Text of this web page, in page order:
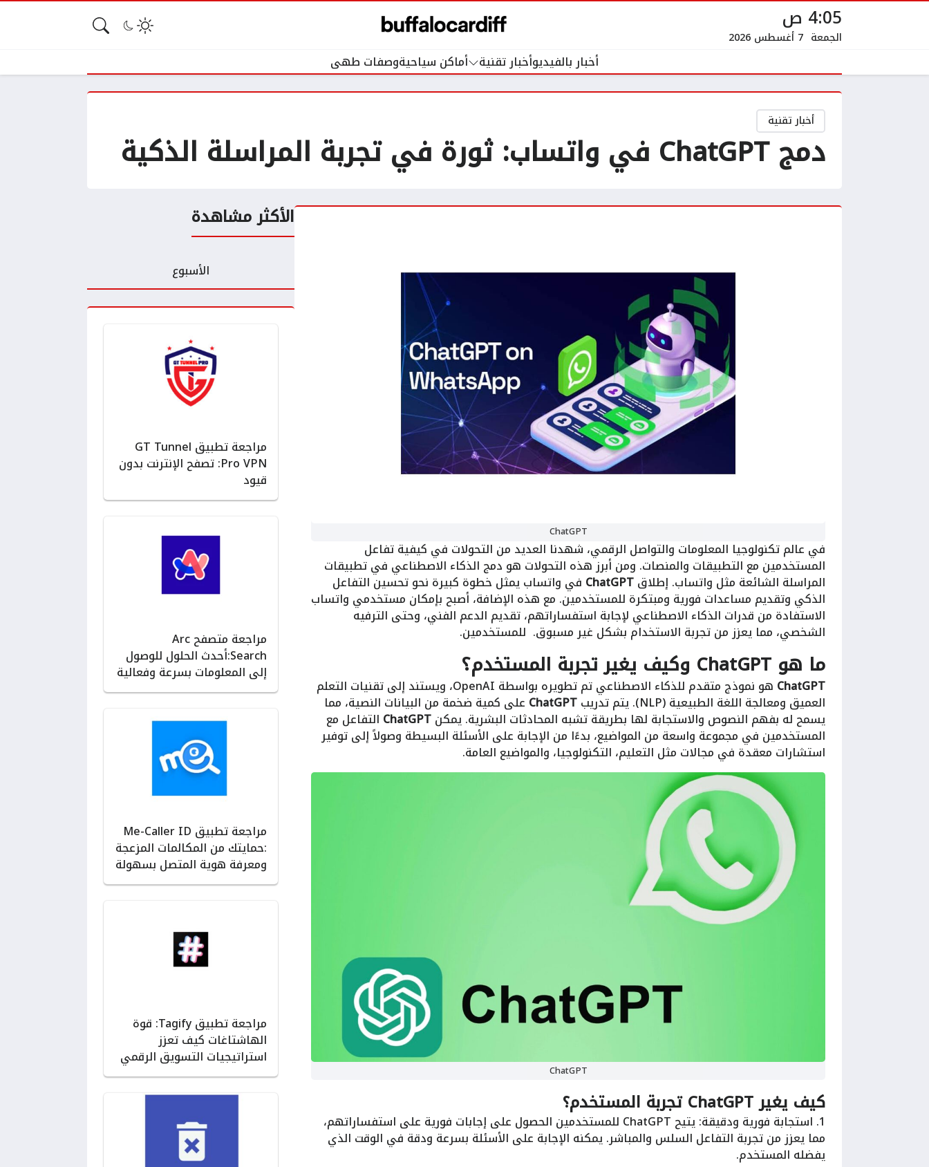
4:05 ص
الجمعة 7 أغسطس 2026
أخبار بالفيديوأخبار تقنية أماكن سياحيةوصفات طهى
أخبار تقنية
دمج ChatGPT في واتساب: ثورة في تجربة المراسلة الذكية
الأكثر مشاهدة
الأسبوع
مراجعة تطبيق GT Tunnel
Pro VPN: تصفح الإنترنت بدون
قيود
مراجعة متصفح Arc
Search:أحدث الحلول للوصول
إلى المعلومات بسرعة وفعالية
مراجعة تطبيق Me-Caller ID
:حمايتك من المكالمات المزعجة
ومعرفة هوية المتصل بسهولة
مراجعة تطبيق Tagify: قوة
الهاشتاغات كيف تعزز
استراتيجيات التسويق الرقمي
ChatGPT
في عالم تكنولوجيا المعلومات والتواصل الرقمي، شهدنا العديد من التحولات في كيفية تفاعل
المستخدمين مع التطبيقات والمنصات. ومن أبرز هذه التحولات هو دمج الذكاء الاصطناعي في تطبيقات
المراسلة الشائعة مثل واتساب. إطلاقChatGPT في واتساب يمثل خطوة كبيرة نحو تحسين التفاعل
الذكي وتقديم مساعدات فورية ومبتكرة للمستخدمين. مع هذه الإضافة، أصبح بإمكان مستخدمي واتساب
الاستفادة من قدرات الذكاء الاصطناعي لإجابة استفساراتهم، تقديم الدعم الفني، وحتى الترفيه
الشخصي، مما يعزز من تجربة الاستخدام بشكل غير مسبوق. للمستخدمين.
ما هو ChatGPT وكيف يغير تجربة المستخدم؟
ChatGPT هو نموذج متقدم للذكاء الاصطناعي تم تطويره بواسطة OpenAI، ويستند إلى تقنيات التعلم
العميق ومعالجة اللغة الطبيعية (NLP). يتم تدريب ChatGPT على كمية ضخمة من البيانات النصية، مما
يسمح له بفهم النصوص والاستجابة لها بطريقة تشبه المحادثات البشرية. يمكنChatGPT التفاعل مع
المستخدمين في مجموعة واسعة من المواضيع، بدءًا من الإجابة على الأسئلة البسيطة وصولاً إلى توفير
استشارات معقدة في مجالات مثل التعليم، التكنولوجيا، والمواضيع العامة.
ChatGPT
كيف يغير ChatGPT تجربة المستخدم؟
1. استجابة فورية ودقيقة: يتيح ChatGPT للمستخدمين الحصول على إجابات فورية على استفساراتهم،
مما يعزز من تجربة التفاعل السلس والمباشر. يمكنه الإجابة على الأسئلة بسرعة ودقة في الوقت الذي
يفضله المستخدم.